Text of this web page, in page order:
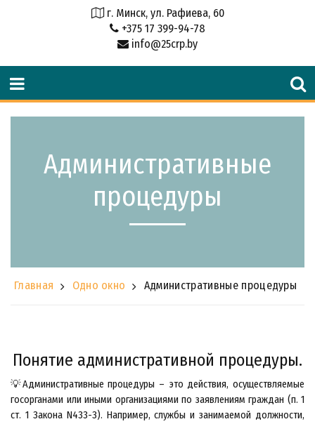
г. Минск, ул. Рафиева, 60
+375 17 399-94-78
info@25crp.by
Административные
процедуры
Главная Одно окно Административные процедуры
Понятие административной процедуры.
💡Административные процедуры – это действия, осуществляемые
госорганами или иными организациями по заявлениям граждан (п. 1
ст. 1 Закона N433-З). Например, службы и занимаемой должности,